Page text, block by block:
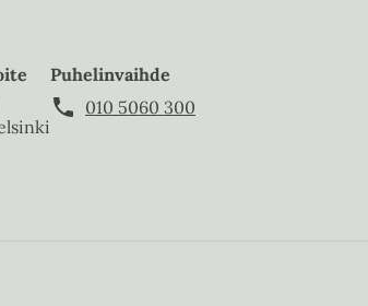
Puhelinvaihde
010 5060 300